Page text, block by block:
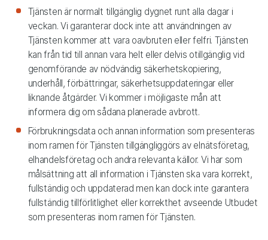
Tjänsten är normalt tillgänglig dygnet runt alla dagar i
veckan. Vi garanterar dock inte att användningen av
Tjänsten kommer att vara oavbruten eller felfri. Tjänsten
kan från tid till annan vara helt eller delvis otillgänglig vid
genomförande av nödvändig säkerhetskopiering,
underhåll, förbättringar, säkerhetsuppdateringar eller
liknande åtgärder. Vi kommer i möjligaste mån att
informera dig om sådana planerade avbrott.
Förbrukningsdata och annan information som presenteras
inom ramen för Tjänsten tillgängliggörs av elnätsföretag,
elhandelsföretag och andra relevanta källor. Vi har som
målsättning att all information i Tjänsten ska vara korrekt,
fullständig och uppdaterad men kan dock inte garantera
fullständig tillförlitlighet eller korrekthet avseende Utbudet
som presenteras inom ramen för Tjänsten.